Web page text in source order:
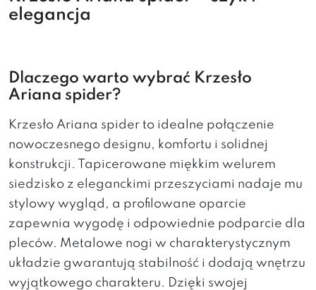
elegancja
Dlaczego warto wybrać Krzesło
Ariana spider?
Krzesło Ariana spider to idealne połączenie
nowoczesnego designu, komfortu i solidnej
konstrukcji. Tapicerowane miękkim welurem
siedzisko z eleganckimi przeszyciami nadaje mu
stylowy wygląd, a profilowane oparcie
zapewnia wygodę i odpowiednie podparcie dla
pleców. Metalowe nogi w charakterystycznym
układzie gwarantują stabilność i dodają wnętrzu
wyjątkowego charakteru. Dzięki swojej